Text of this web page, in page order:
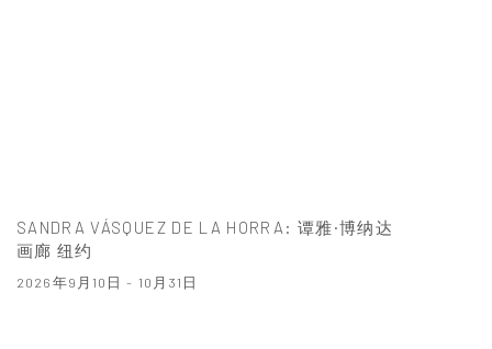
SANDRA VÁSQUEZ DE LA HORRA : 谭雅·博纳达
画廊 纽约
2026年9月10日 - 10月31日